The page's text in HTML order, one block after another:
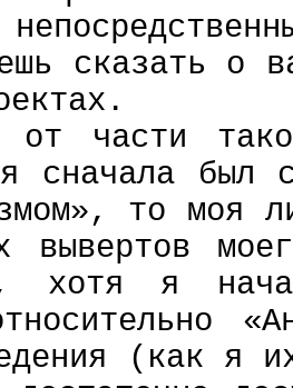
сказать о
части
сначала был
то моя
вывертов
хотя я
(как я